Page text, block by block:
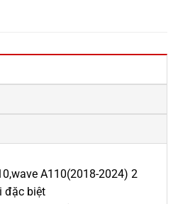
A110(2018-2024) 2
đặc biệt